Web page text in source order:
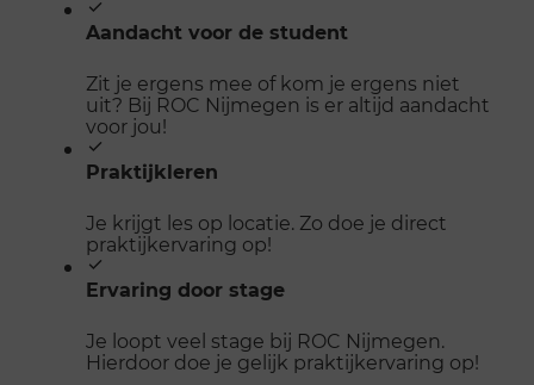
Aandacht voor de student
Zit je ergens mee of kom je ergens niet
uit? Bij ROC Nijmegen is er altijd aandacht
voor jou!
Praktijkleren
Je krijgt les op locatie. Zo doe je direct
praktijkervaring op!
Ervaring door stage
Je loopt veel stage bij ROC Nijmegen.
Hierdoor doe je gelijk praktijkervaring op!